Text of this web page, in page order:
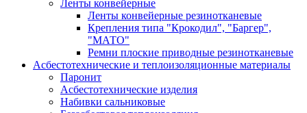
Ленты конвейерные
Ленты конвейерные резинотканевые
Крепления типа "Крокодил", "Баргер",
"МАТО"
Ремни плоские приводные резинотканевые
Асбестотехнические и теплоизоляционные материалы
Паронит
Асбестотехнические изделия
Набивки сальниковые